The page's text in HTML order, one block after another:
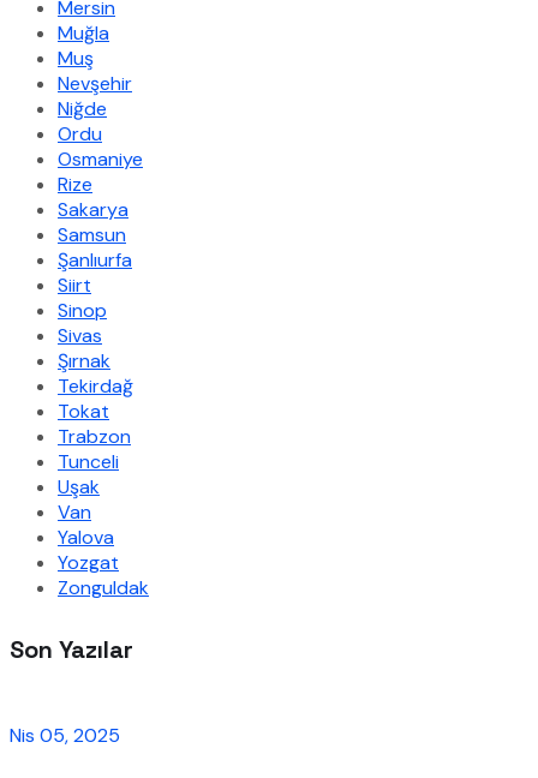
Mersin
Muğla
Muş
Nevşehir
Niğde
Ordu
Osmaniye
Rize
Sakarya
Samsun
Şanlıurfa
Siirt
Sinop
Sivas
Şırnak
Tekirdağ
Tokat
Trabzon
Tunceli
Uşak
Van
Yalova
Yozgat
Zonguldak
Son Yazılar
Nis 05, 2025